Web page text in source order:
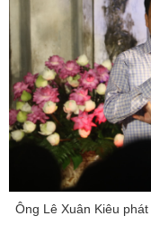
Ông Lê Xuân Kiêu